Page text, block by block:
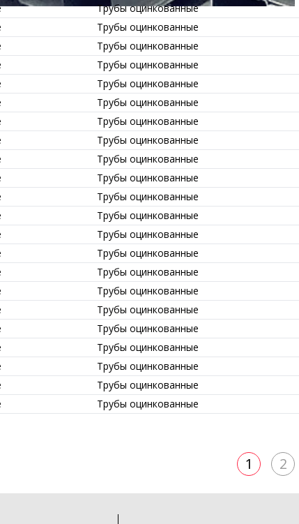
Трубы оцинкованные
Трубы оцинкованные
Трубы оцинкованные
Трубы оцинкованные
Трубы оцинкованные
Трубы оцинкованные
Трубы оцинкованные
Трубы оцинкованные
Трубы оцинкованные
Трубы оцинкованные
Трубы оцинкованные
Трубы оцинкованные
Трубы оцинкованные
Трубы оцинкованные
Трубы оцинкованные
Трубы оцинкованные
Трубы оцинкованные
Трубы оцинкованные
Трубы оцинкованные
Трубы оцинкованные
Трубы оцинкованные
Трубы оцинкованные
1 2